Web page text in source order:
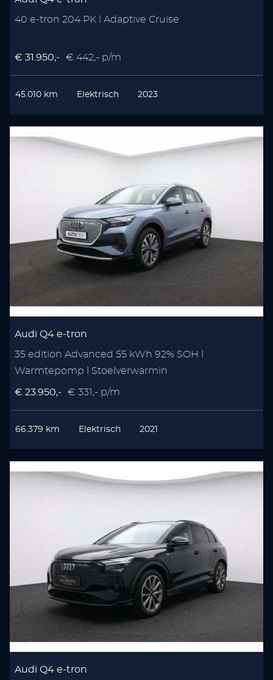
40 e-tron 204 PK l Adaptive Cruise
€ 31.950,- € 442,- p/m
45.010 km Elektrisch 2023
Audi Q4 e-tron
35 edition Advanced 55 kWh 92% SOH l
Warmtepomp l Stoelverwarmin
€ 23.950,- € 331,- p/m
66.379 km Elektrisch 2021
Audi Q4 e-tron